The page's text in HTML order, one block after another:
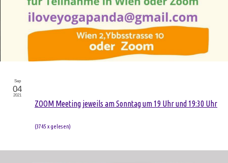
ZOOM Meeting jeweils am Sonntag um 19 Uhr und 19:30 Uhr
(3745 x gelesen)
Sep
04
2021